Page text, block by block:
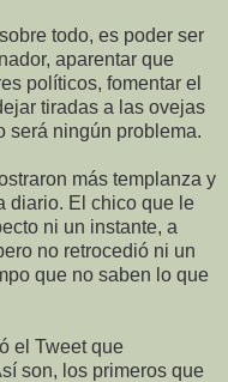
todo, es poder ser
aparentar que
políticos, fomentar el
tiradas a las ovejas
será ningún problema.
más templanza y
diario. El chico que le
ni un instante, a
no retrocedió ni un
que no saben lo que
el Tweet que
son, los primeros que